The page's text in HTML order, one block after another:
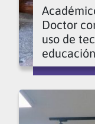
Doctor
uso de